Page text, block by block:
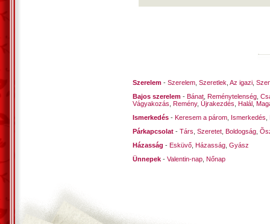
Szerelem - Szerelem Szeretlek Az igazi
Bajos szerelem - Bánat Reménytelenség
Vágyakozás Remény, Újrakezdés Halál
Ismerkedés - Keresem a párom Ismerkedés
Párkapcsolat - Társ Szeretet Boldogság
Házasság - Esküvő Házasság Gyász
Ünnepek - Valentin-nap Nőnap